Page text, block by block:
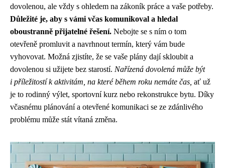
dovolenou, ale vždy s ohledem na zákoník práce a vaše potřeby.
Důležité je, aby s vámi včas komunikoval a hledal
oboustranně přijatelné řešení. Nebojte se s ním o tom
otevřeně promluvit a navrhnout termín, který vám bude
vyhovovat. Možná zjistíte, že se vaše plány dají skloubit a
dovolenou si užijete bez starostí. Nařízená dovolená může být
i příležitostí k aktivitám, na které během roku nemáte čas, ať už
je to rodinný výlet, sportovní kurz nebo rekonstrukce bytu. Díky
včasnému plánování a otevřené komunikaci se ze zdánlivého
problému může stát vítaná změna.